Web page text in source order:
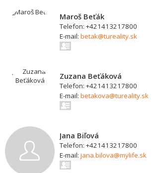
Maroš Beťák
Telefon: +421413217800
E-mail: betak@tureality.sk
Zuzana Beťáková
Telefon: +421413217800
E-mail: betakova@tureality.sk
Jana Biľová
Telefon: +421413217800
E-mail: jana.bilova@mylife.sk